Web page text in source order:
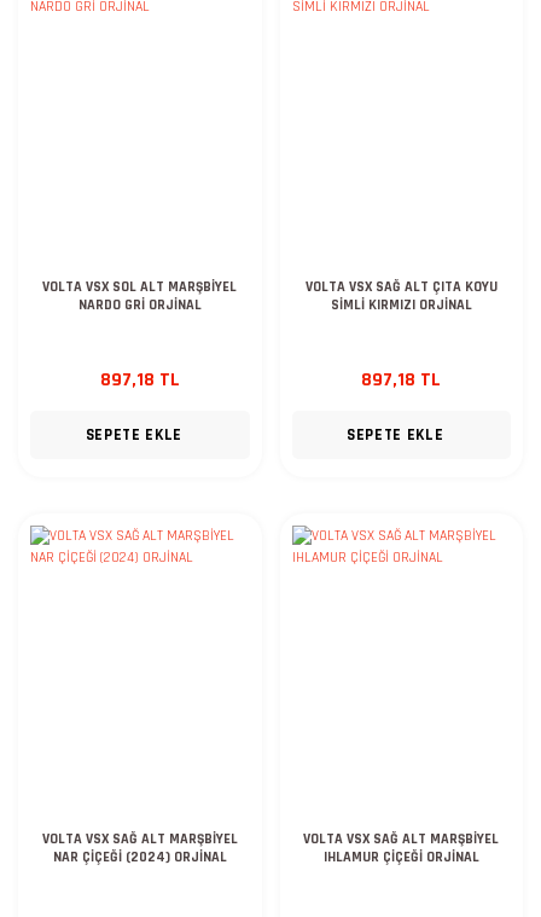
VOLTA VSX SOL ALT MARŞBİYEL
NARDO GRİ ORJİNAL
897,18 TL
SEPETE EKLE
VOLTA VSX SAĞ ALT ÇITA KOYU
SİMLİ KIRMIZI ORJİNAL
897,18 TL
SEPETE EKLE
VOLTA VSX SAĞ ALT MARŞBİYEL
NAR ÇİÇEĞİ (2024) ORJİNAL
VOLTA VSX SAĞ ALT MARŞBİYEL
IHLAMUR ÇİÇEĞİ ORJİNAL